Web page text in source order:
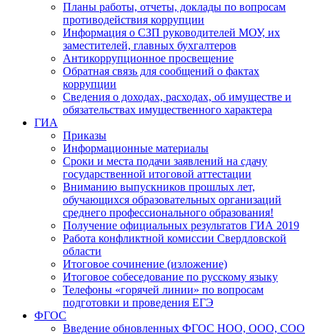
Планы работы, отчеты, доклады по вопросам
противодействия коррупции
Информация о СЗП руководителей МОУ, их
заместителей, главных бухгалтеров
Антикоррупционное просвещение
Обратная связь для сообщений о фактах
коррупции
Сведения о доходах, расходах, об имуществе и
обязательствах имущественного характера
ГИА
Приказы
Информационные материалы
Сроки и места подачи заявлений на сдачу
государственной итоговой аттестации
Вниманию выпускников прошлых лет,
обучающихся образовательных организаций
среднего профессионального образования!
Получение официальных результатов ГИА 2019
Работа конфликтной комиссии Свердловской
области
Итоговое сочинение (изложение)
Итоговое собеседование по русскому языку
Телефоны «горячей линии» по вопросам
подготовки и проведения ЕГЭ
ФГОС
Введение обновленных ФГОС НОО, ООО, СОО